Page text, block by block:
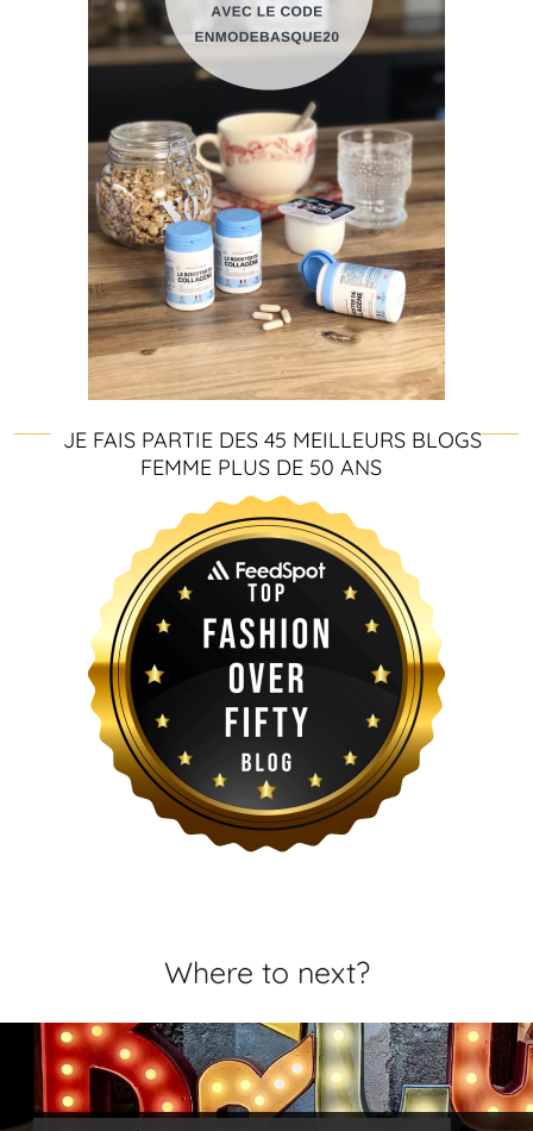
JE FAIS PARTIE DES 45 MEILLEURS BLOGS
FEMME PLUS DE 50 ANS
Where to next?